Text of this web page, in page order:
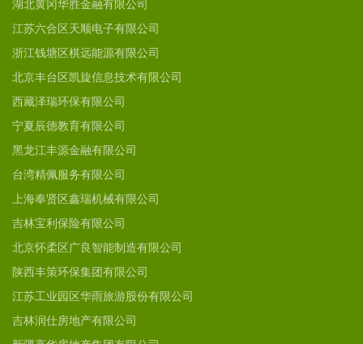
湖北黄冈华胜金融有限公司
江苏六合区天顺电子有限公司
浙江钱塘区棋远能源有限公司
北京丰台区凯旋信息技术有限公司
西藏泽瑞环保有限公司
宁夏辰德教育有限公司
黑龙江丰源金融有限公司
台湾精佩服务有限公司
上海奉贤区鑫瑞机械有限公司
吉林宝利保险有限公司
北京怀柔区广良智能制造有限公司
陕西丰策环保集团有限公司
江苏工业园区华雨旅游股份有限公司
吉林润仕房地产有限公司